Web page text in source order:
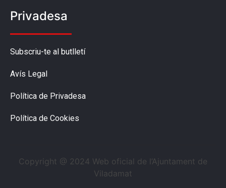
Privadesa
Subscriu-te al butlletí
Avís Legal
Política de Privadesa
Política de Cookies
Copyright @ 2024 Web oficial de l’Ajuntament de
Viladamat